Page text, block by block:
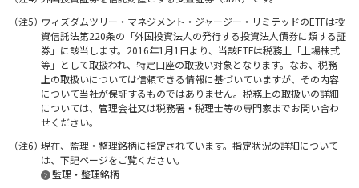
ウィズダムツリー・マネジメント・ジャージー・リミテッドのETFは投
資信託法第220条の「外国投資法人の発行する投資法人債券に類する証
券」に該当します。2016年1月1日より、当該ETFは税務上「上場株式
等」として取扱われ、特定口座の取扱い対象となります。なお、税務
上の取扱いについては信頼できる情報に基づいていますが、その内容
について当社が保証するものではありません。税務上の取扱いの詳細
については、管理会社又は税務署・税理士等の専門家までお問い合わ
せください。
現在、監理・整理銘柄に指定されています。指定状況の詳細について
は、下記ページをご覧ください。
監理・整理銘柄